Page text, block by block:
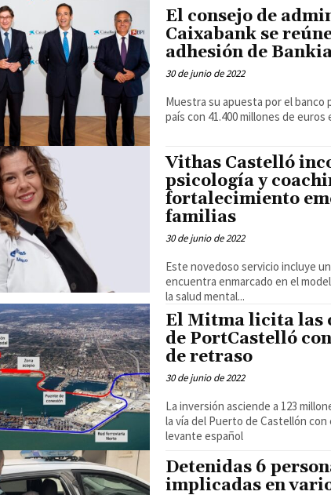
El consejo de
Caixabank se
adhesión de
30 de junio de 2022
Muestra su apuesta por el
país con 41.400 millones de
Vithas Castelló
psicología y
fortalecimiento
familias
30 de junio de 2022
Este novedoso servicio incluye
encuentra enmarcado en el
la salud mental...
El Mitma licita las
de PortCastelló
de retraso
30 de junio de 2022
La inversión asciende a 123
la vía del Puerto de Castellón
levante español
Detenidas 6
implicadas en